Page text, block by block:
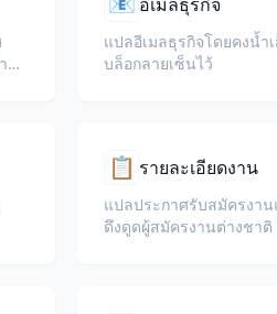
แปลอีเมลธุรกิจโดยคงน้ำ
บล็อกลายเซ็นไว้
📋 รายละเอียดงาน
แปลประกาศรับสมัครงาน
ดึงดูดผู้สมัครงานต่างชา